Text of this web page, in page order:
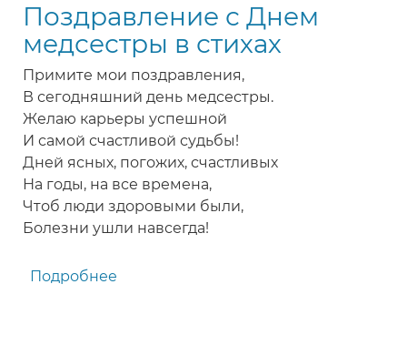
с
праздником
Поздравление с Днем
медсестры в стихах
Примите мои поздравления,
В сегодняшний день медсестры.
Желаю карьеры успешной
И самой счастливой судьбы!
Дней ясных, погожих, счастливых
На годы, на все времена,
Чтоб люди здоровыми были,
Болезни ушли навсегда!
Подробнее